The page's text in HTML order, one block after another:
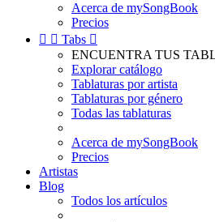
Acerca de mySongBook
Precios
  Tabs 
ENCUENTRA TUS
Explorar catálogo
Tablaturas por artista
Tablaturas por género
Todas las tablaturas
Acerca de mySongBook
Precios
Artistas
Blog
Todos los artículos